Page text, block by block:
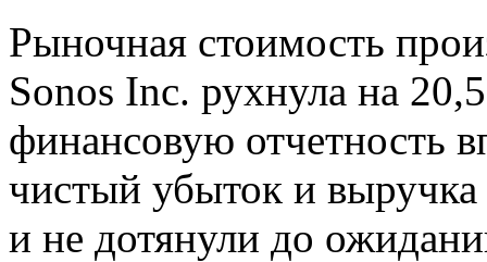
Рыночная стоимость
Sonos Inc. рухнула на
финансовую отчетность
чистый убыток и
и не дотянули до